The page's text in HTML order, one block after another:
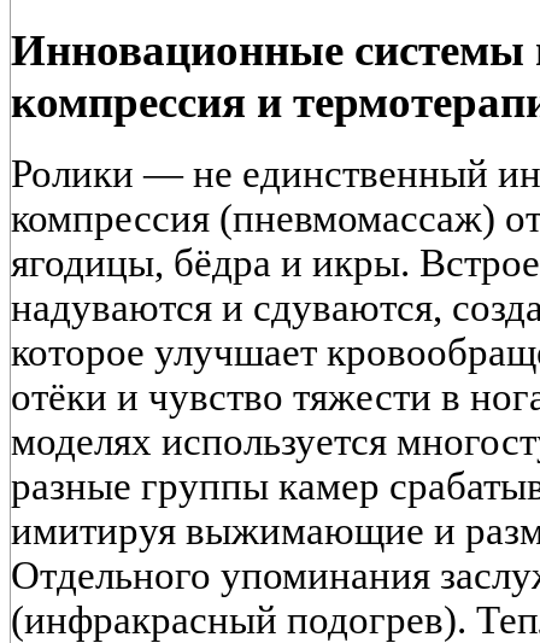
Инновационные системы
компрессия и
Ролики — не единственный
компрессия (пневмомассаж)
ягодицы, бёдра и икры.
надуваются и сдуваются,
которое улучшает
отёки и чувство тяжести в
моделях используется
разные группы камер
имитируя выжимающие и
Отдельного упоминания
(инфракрасный подогрев).